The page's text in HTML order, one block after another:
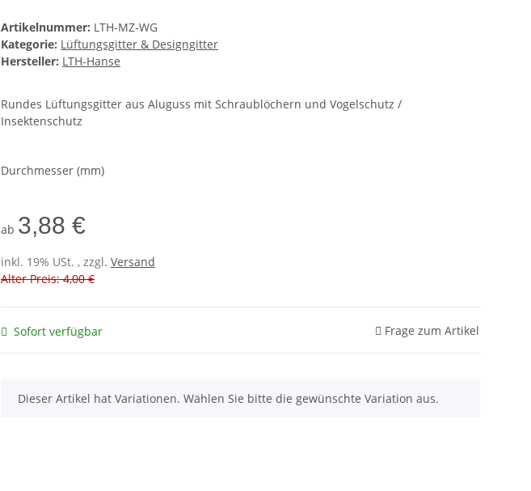
Artikelnummer: LTH-MZ-WG
Kategorie: Lüftungsgitter & Designgitter
Hersteller: LTH-Hanse
Rundes Lüftungsgitter aus Aluguss mit Schraublöchern und Vogelschutz /
Insektenschutz
Durchmesser (mm)
ab 3,88 €
inkl. 19% USt. , zzgl. Versand
Alter Preis: 4,00 €
Sofort verfügbar Frage zum Artikel
x
Dieser Artikel hat Variationen. Wählen Sie bitte die gewünschte Variation aus.